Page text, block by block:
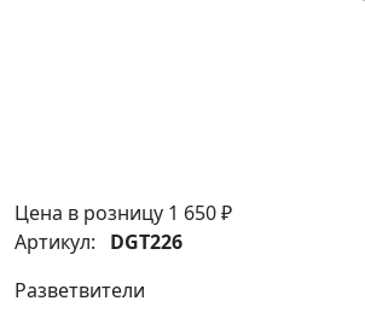
Цена в розницу 1 650 ₽
Артикул: DGT226
Разветвители